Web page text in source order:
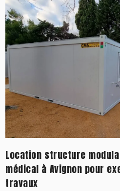
Location structure
médical à Avignon pour
travaux